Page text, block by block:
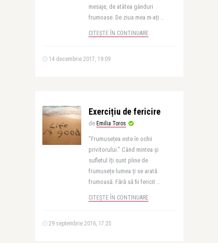
mesaje, de atâtea gânduri
frumoase. De ziua mea m-ați ..
CITEȘTE ÎN CONTINUARE
14 decembrie 2017, 19:09
Exercițiu de fericire
de Emilia Toros
”Frumusețea este în ochii
privitorului.” Când mintea și
sufletul îți sunt pline de
frumusețe lumea ți se arată
frumoasă. Fără să fii fericit ..
CITEȘTE ÎN CONTINUARE
29 septembrie 2016, 17:25